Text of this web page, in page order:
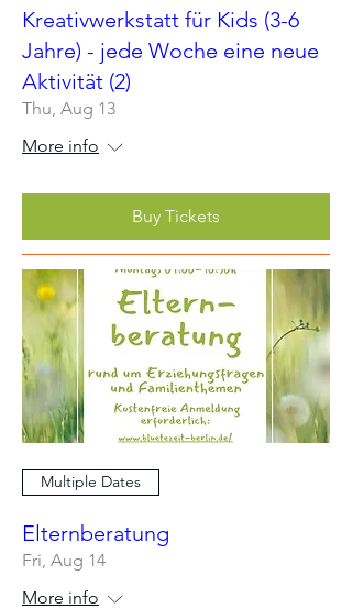
Kreativwerkstatt für Kids (3-6
Jahre) - jede Woche eine neue
Aktivität (2)
Thu, Aug 13
More info
Buy Tickets
Multiple Dates
Elternberatung
Fri, Aug 14
More info